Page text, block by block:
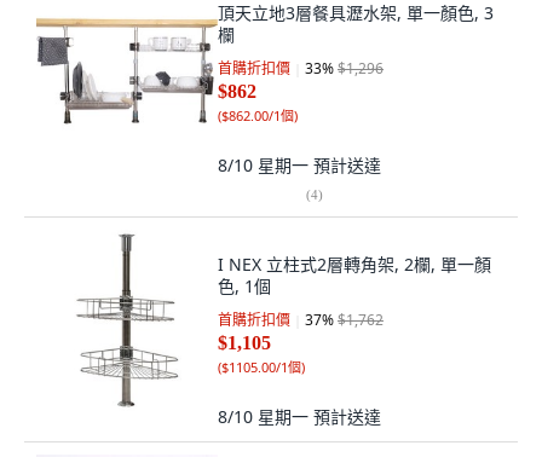
頂天立地3層餐具瀝水架, 單一顏色, 3
欄
首購折扣價 33%$1,296
$862
($862.00/1個)
8/10 星期一 預計送達
(4)
I NEX 立柱式2層轉角架, 2欄, 單一顏
色, 1個
首購折扣價 37%$1,762
$1,105
($1105.00/1個)
8/10 星期一 預計送達